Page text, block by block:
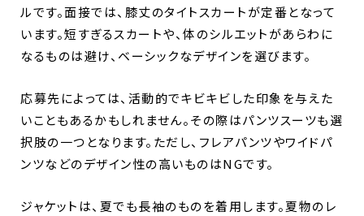
ルです。面接では、膝丈のタイトスカートが定番となって
います。短すぎるスカートや、体のシルエットがあらわに
なるものは避け、ベーシックなデザインを選びます。
応募先によっては、活動的でキビキビした印象を与えた
いこともあるかもしれません。その際はパンツスーツも選
択肢の一つとなります。ただし、フレアパンツやワイドパ
ンツなどのデザイン性の高いものはNGです。
ジャケットは、夏でも長袖のものを着用します。夏物のレ